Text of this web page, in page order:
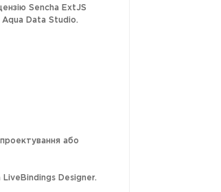
Sencha ExtJS
Aqua Data Studio.
або
LiveBindings Designer.